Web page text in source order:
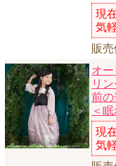
現
気
販
オ
リ
前
＜
現
気